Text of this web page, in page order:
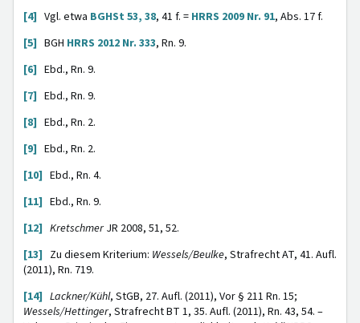
[4] Vgl. etwa BGHSt 53, 38, 41 f. = HRRS 2009 Nr. 91, Abs. 17 f.
[5] BGH HRRS 2012 Nr. 333, Rn. 9.
[6] Ebd., Rn. 9.
[7] Ebd., Rn. 9.
[8] Ebd., Rn. 2.
[9] Ebd., Rn. 2.
[10] Ebd., Rn. 4.
[11] Ebd., Rn. 9.
[12] KretschmerJR 2008, 51, 52.
[13] Zu diesem Kriterium: Wessels/Beulke, Strafrecht AT, 41. Aufl.
(2011), Rn. 719.
[14] Lackner/Kühl, StGB, 27. Aufl. (2011), Vor § 211 Rn. 15;
Wessels/Hettinger, Strafrecht BT 1, 35. Aufl. (2011), Rn. 43, 54. –